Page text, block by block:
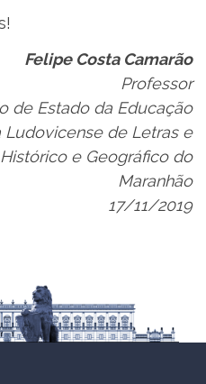
Felipe Costa Camarão
Professor
de Estado da Educação
de Letras e
e Geográfico do
Maranhão
17/11/2019